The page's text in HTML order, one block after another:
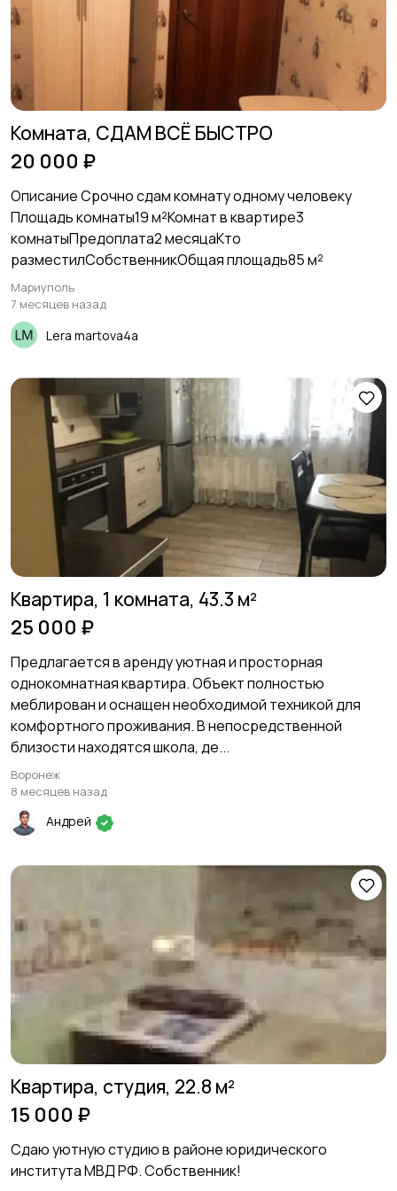
Прочие строения Продажа квартиры
Комната, СДАМ ВСЁ БЫСТРО
20 000 ₽
Описание Срочно сдам комнату одному человеку
Площадь комнаты19 м²Комнат в квартире3
комнатыПредоплата2 месяцаКто
разместилСобственникОбщая площадь85 м²
Мариуполь
7 месяцев назад
Lera martova4a
Квартира, 1 комната, 43.3 м²
25 000 ₽
Предлагается в аренду уютная и просторная
однокомнатная квартира. Объект полностью
меблирован и оснащен необходимой техникой для
комфортного проживания. В непосредственной
близости находятся школа, де...
Воронеж
8 месяцев назад
Андрей
Квартира, студия, 22.8 м²
15 000 ₽
Сдаю уютную студию в районе юридического
института МВД РФ. Собственник!